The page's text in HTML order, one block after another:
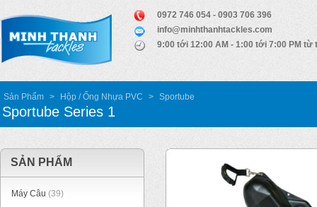
0972 746 054 - 0903 706 396
info@minhthanhtackles.com
9:00 tới 12:00 AM - 1:00 tới 7:00 PM từ
Sản Phẩm > Hộp / Ống Nhựa PVC > Sportube
Sportube Series 1
SẢN PHẨM
Máy Câu (39)